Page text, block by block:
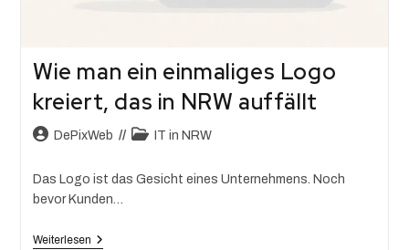
Wie man ein einmaliges Logo
kreiert, das in NRW auffällt
DePixWeb IT in NRW
Das Logo ist das Gesicht eines Unternehmens. Noch
bevor Kunden…
Weiterlesen